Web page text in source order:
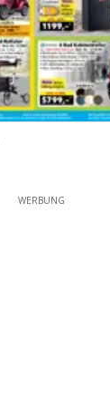
WERBUNG